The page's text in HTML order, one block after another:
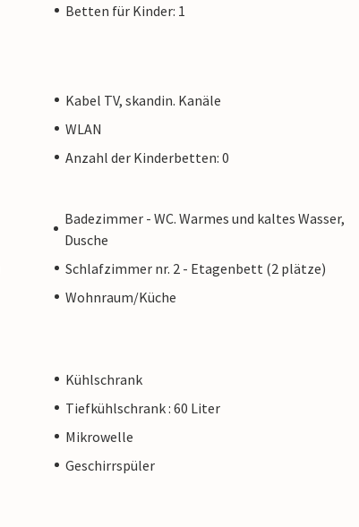
Betten für Kinder: 1
Kabel TV, skandin. Kanäle
WLAN
Anzahl der Kinderbetten: 0
Badezimmer - WC. Warmes und kaltes Wasser,
Dusche
Schlafzimmer nr. 2 - Etagenbett (2 plätze)
Wohnraum/Küche
Kühlschrank
Tiefkühlschrank : 60 Liter
Mikrowelle
Geschirrspüler